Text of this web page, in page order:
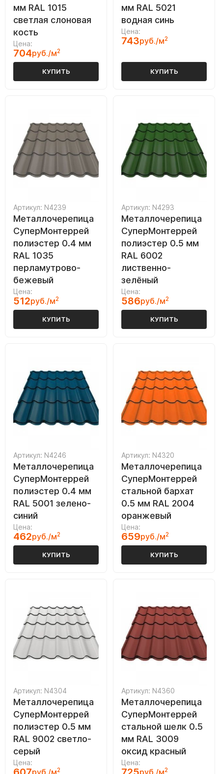
мм RAL 1015
светлая слоновая
кость
Цена:
704руб./м2
КУПИТЬ
мм RAL 5021
водная синь
Цена:
743руб./м2
КУПИТЬ
Артикул: N4239
Металлочерепица
СуперМонтеррей
полиэстер 0.4 мм
RAL 1035
перламутрово-
бежевый
Цена:
512руб./м2
КУПИТЬ
Артикул: N4293
Металлочерепица
СуперМонтеррей
полиэстер 0.5 мм
RAL 6002
лиственно-
зелёный
Цена:
586руб./м2
КУПИТЬ
Артикул: N4246
Металлочерепица
СуперМонтеррей
полиэстер 0.4 мм
RAL 5001 зелено-
синий
Цена:
462руб./м2
КУПИТЬ
Артикул: N4320
Металлочерепица
СуперМонтеррей
стальной бархат
0.5 мм RAL 2004
оранжевый
Цена:
659руб./м2
КУПИТЬ
Артикул: N4304
Металлочерепица
СуперМонтеррей
полиэстер 0.5 мм
RAL 9002 светло-
серый
Цена:
2
Артикул: N4360
Металлочерепица
СуперМонтеррей
стальной шелк 0.5
мм RAL 3009
оксид красный
Цена:
2